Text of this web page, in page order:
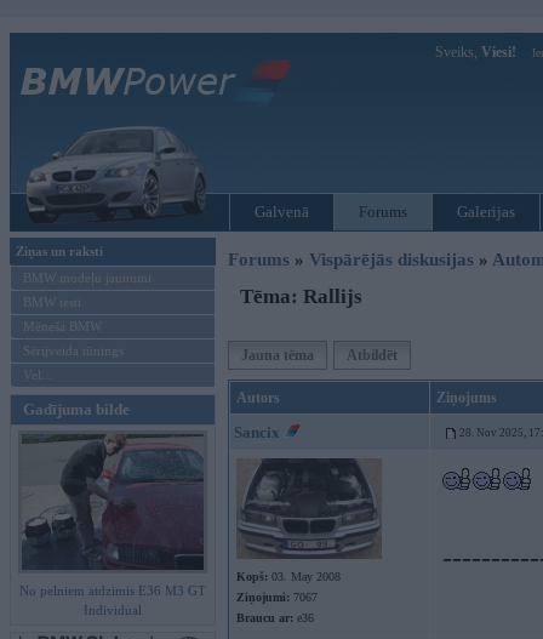
Sveiks, Viesi!
Galvenā Forums Galerijas
Ziņas un raksti
BMW modeļu jaunumi
BMW testi
Mēneša BMW
Sērijveida tūnings
Vel...
Gadījuma bilde
No pelniem atdzimis E36 M3 GT
Individual
Forums » Vispārējās diskusijas »
Tēma: Rallijs
Jauna tēma Atbildēt
Autors Ziņojums
Sancix 28. Nov 2025,
Kopš: 03. May 2008
Ziņojumi: 7067
Braucu ar: e36